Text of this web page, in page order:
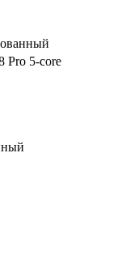
Pro 5-core